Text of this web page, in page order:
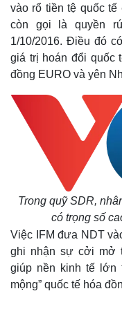
vào rổ tiền tệ quốc tế
còn gọi là quyền
1/10/2016. Điều đó
giá trị hoán đổi quốc
đồng EURO và yên
Trong quỹ SDR,
có trọng số
Việc IFM đưa NDT
ghi nhận sự cởi mở
giúp nền kinh tế lớn
mộng” quốc tế hóa